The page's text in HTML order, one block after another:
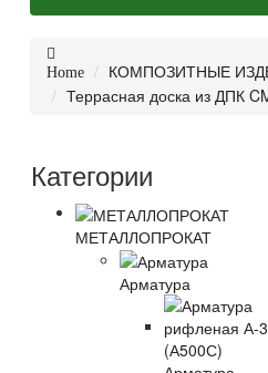
Home КОМПОЗИТНЫЕ
Террасная доска из ДПК
Категории
МЕТАЛЛОПРОКАТ
Арматура